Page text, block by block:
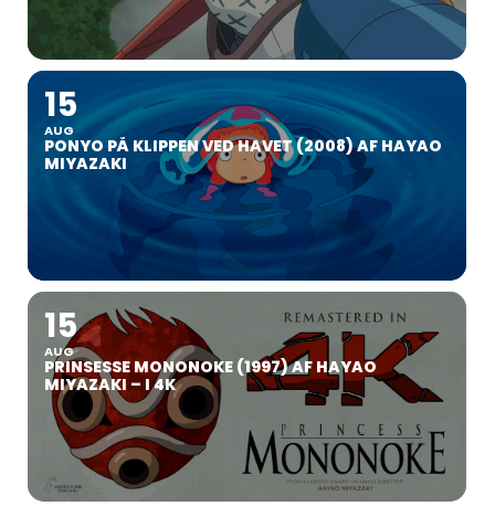
15
AUG
PONYO PÅ KLIPPEN VED HAVET (2008) AF HAYAO
MIYAZAKI
15
AUG
PRINSESSE MONONOKE (1997) AF HAYAO
MIYAZAKI – I 4K